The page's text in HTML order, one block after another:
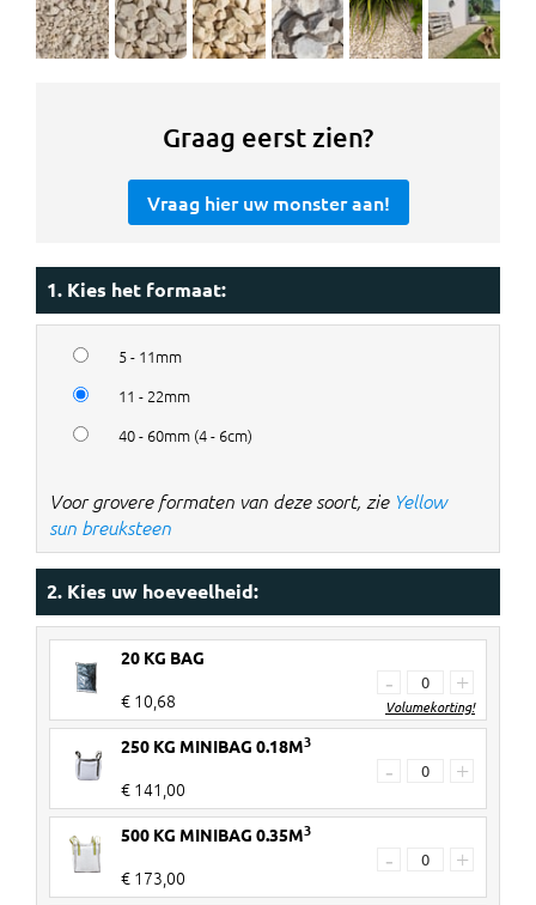
Graag eerst zien?
Vraag hier uw monster aan!
1. Kies het formaat:
5 - 11mm
11 - 22mm
40 - 60mm (4 - 6cm)
Voor grovere formaten van deze soort, zie Yellow
sun breuksteen
2. Kies uw hoeveelheid:
20 KG BAG
€ 10,68
- +
Volumekorting!
€ 3 korting per 20kg zak
Vanaf 60 stuks
winkelwagen!
250 KG MINIBAG 0.18M3
€ 141,00
- +
500 KG MINIBAG 0.35M3
€ 173,00
- +